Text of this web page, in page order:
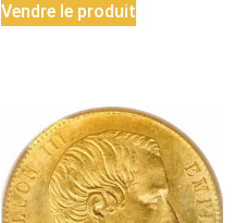
Vendre le produit